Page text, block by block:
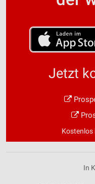
Jetzt
Kostenlos
In